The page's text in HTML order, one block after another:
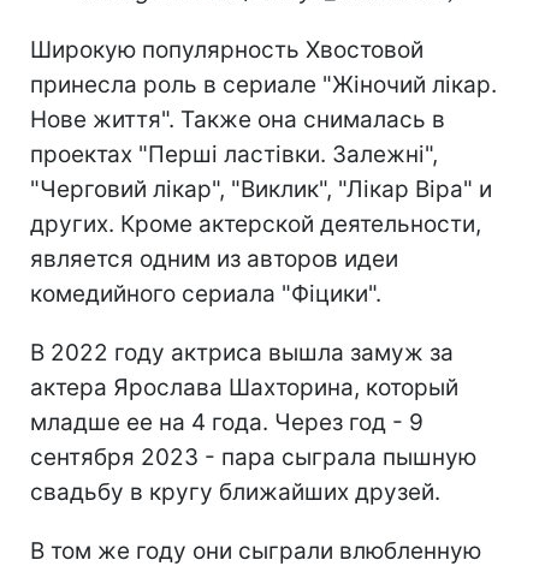
Широкую популярность Хвостовой
принесла роль в сериале "Жіночий лікар.
Нове життя". Также она снималась в
проектах "Перші ластівки. Залежні",
"Черговий лікар", "Виклик", "Лікар Віра" и
других. Кроме актерской деятельности,
является одним из авторов идеи
комедийного сериала "Фіцики".
В 2022 году актриса вышла замуж за
актера Ярослава Шахторина, который
младше ее на 4 года. Через год - 9
сентября 2023 - пара сыграла пышную
свадьбу в кругу ближайших друзей.
В том же году они сыграли влюбленную